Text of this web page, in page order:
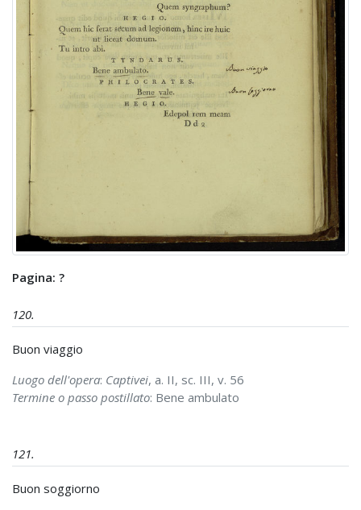
Pagina: ?
120.
Buon viaggio
Luogo dell'opera: Captivei, a. II, sc. III, v. 56
Termine o passo postillato: Bene ambulato
121.
Buon soggiorno